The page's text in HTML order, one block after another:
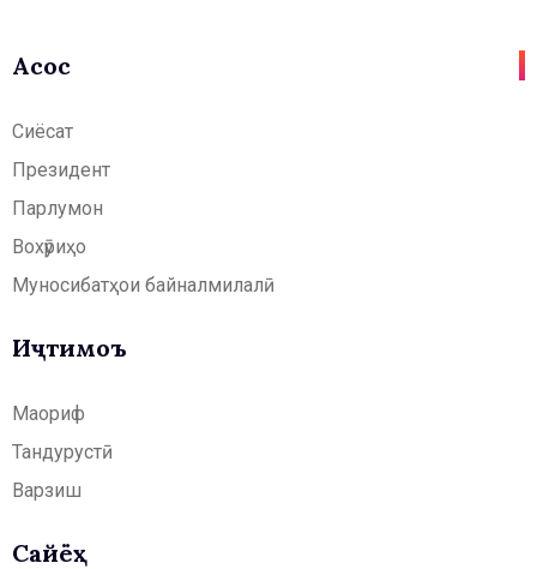
Асосӣ
Сиёсат
Президент
Парлумон
Вохӯриҳо
Муносибатҳои байналмилалӣ
Иҷтимоъ
Маориф
Тандурустӣ
Варзиш
Сайёҳӣ